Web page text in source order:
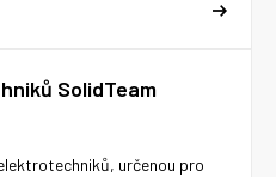
SolidTeam
určenou pro